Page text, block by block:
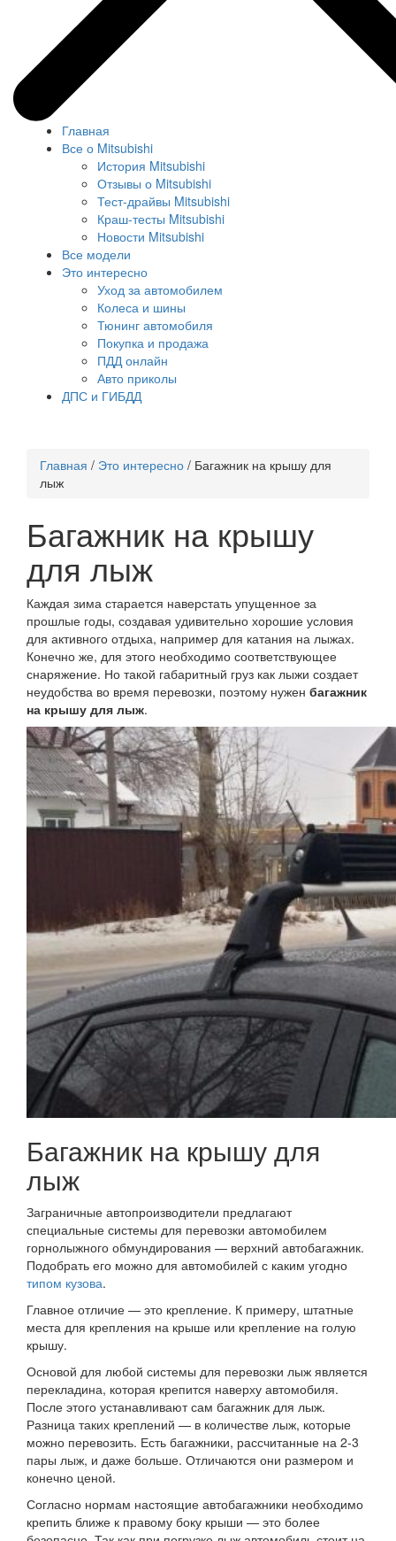
Главная
Все о Mitsubishi
История Mitsubishi
Отзывы о Mitsubishi
Тест-драйвы Mitsubishi
Краш-тесты Mitsubishi
Новости Mitsubishi
Все модели
Это интересно
Уход за автомобилем
Колеса и шины
Тюнинг автомобиля
Покупка и продажа
ПДД онлайн
Авто приколы
ДПС и ГИБДД
Главная / Это интересно / Багажник на крышу для
лыж
Багажник на крышу
для лыж
Каждая зима старается наверстать упущенное за
прошлые годы, создавая удивительно хорошие условия
для активного отдыха, например для катания на лыжах.
Конечно же, для этого необходимо соответствующее
снаряжение. Но такой габаритный груз как лыжи создает
неудобства во время перевозки, поэтому нужен багажник
на крышу для лыж.
Багажник на крышу для
лыж
Заграничные автопроизводители предлагают
специальные системы для перевозки автомобилем
горнолыжного обмундирования — верхний автобагажник.
Подобрать его можно для автомобилей с каким угодно
типом кузова.
Главное отличие — это крепление. К примеру, штатные
места для крепления на крыше или крепление на голую
крышу.
Основой для любой системы для перевозки лыж является
перекладина, которая крепится наверху автомобиля.
После этого устанавливают сам багажник для лыж.
Разница таких креплений — в количестве лыж, которые
можно перевозить. Есть багажники, рассчитанные на 2-3
пары лыж, и даже больше. Отличаются они размером и
конечно ценой.
Согласно нормам настоящие автобагажники необходимо
крепить ближе к правому боку крыши — это более